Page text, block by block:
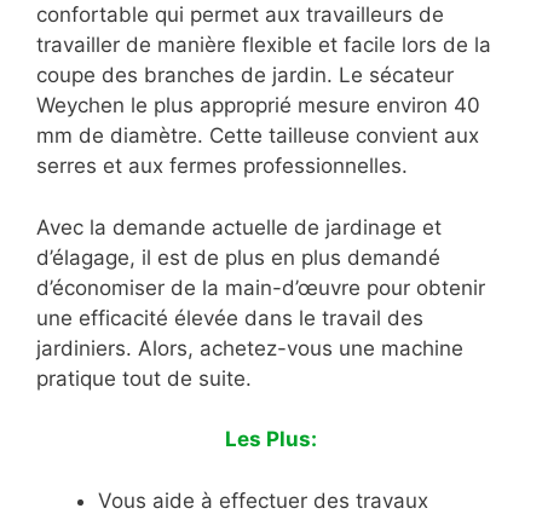
confortable qui permet aux travailleurs de
travailler de manière flexible et facile lors de la
coupe des branches de jardin. Le sécateur
Weychen le plus approprié mesure environ 40
mm de diamètre. Cette tailleuse convient aux
serres et aux fermes professionnelles.
Avec la demande actuelle de jardinage et
d’élagage, il est de plus en plus demandé
d’économiser de la main-d’œuvre pour obtenir
une efficacité élevée dans le travail des
jardiniers. Alors, achetez-vous une machine
pratique tout de suite.
Les Plus:
Vous aide à effectuer des travaux